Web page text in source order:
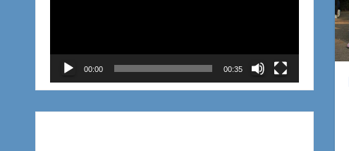
00:00 00:35